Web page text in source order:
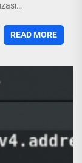
READ MORE